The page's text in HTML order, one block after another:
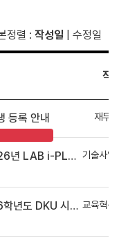
정렬 : 작성일 수정일
작
등록 안내 재무
과제 공고(~10.9.(금)까지)
기술사업
적용 교과목 개발 신청 안내
교육혁신